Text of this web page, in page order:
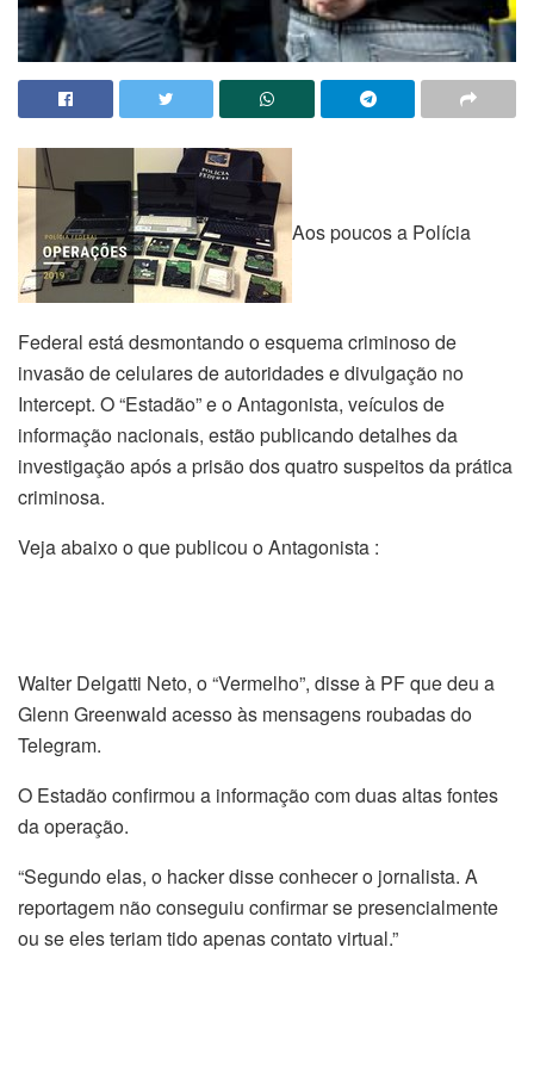
Aos poucos a Polícia
Federal está desmontando o esquema criminoso de
invasão de celulares de autoridades e divulgação no
Intercept. O “Estadão” e o Antagonista, veículos de
informação nacionais, estão publicando detalhes da
investigação após a prisão dos quatro suspeitos da prática
criminosa.
Veja abaixo o que publicou o Antagonista :
Walter Delgatti Neto, o “Vermelho”, disse à PF que deu a
Glenn Greenwald acesso às mensagens roubadas do
Telegram.
O Estadão confirmou a informação com duas altas fontes
da operação.
“Segundo elas, o hacker disse conhecer o jornalista. A
reportagem não conseguiu confirmar se presencialmente
ou se eles teriam tido apenas contato virtual.”